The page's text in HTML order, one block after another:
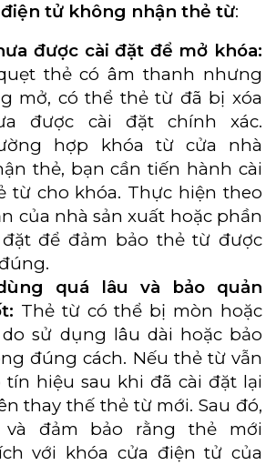
điện tử không nhận thẻ từ:
được cài đặt để mở khóa:
thẻ có âm thanh nhưng
mở, có thể thẻ từ đã bị xóa
được cài đặt chính xác.
hợp khóa từ cửa nhà
thẻ, bạn cần tiến hành cài
từ cho khóa. Thực hiện theo
của nhà sản xuất hoặc phần
để đảm bảo thẻ từ được
quá lâu và bảo quản
Thẻ từ có thể bị mòn hoặc
sử dụng lâu dài hoặc bảo
đúng cách. Nếu thẻ từ vẫn
tín hiệu sau khi đã cài đặt lại
thay thế thẻ từ mới. Sau đó,
và đảm bảo rằng thẻ mới
với khóa cửa điện tử của